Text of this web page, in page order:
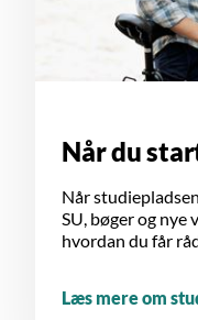
Når du
Når
SU, bøger og nye
hvordan du får
Læs mere om